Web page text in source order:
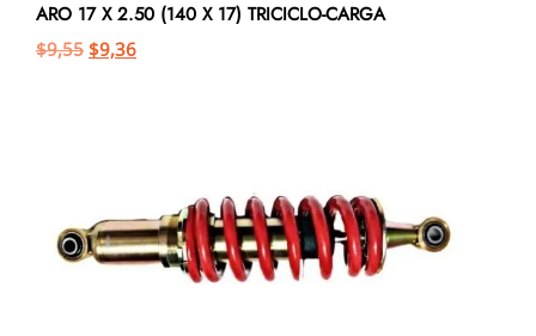
ARO 17 X 2.50 (140 X 17) TRICICLO-CARGA
$9,55 $9,36